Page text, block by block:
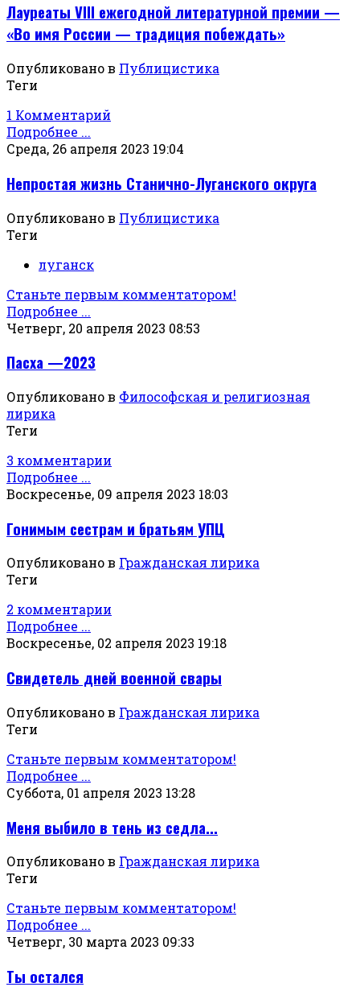
Лауреаты VIII ежегодной литературной премии —
«Во имя России — традиция побеждать»
Опубликовано в Публицистика
Теги
1 Комментарий
Подробнее ...
Среда, 26 апреля 2023 19:04
Непростая жизнь Станично-Луганского округа
Опубликовано в Публицистика
Теги
луганск
Станьте первым комментатором!
Подробнее ...
Четверг, 20 апреля 2023 08:53
Пасха —2023
Опубликовано в Философская и религиозная
лирика
Теги
3 комментарии
Подробнее ...
Воскресенье, 09 апреля 2023 18:03
Гонимым сестрам и братьям УПЦ
Опубликовано в Гражданская лирика
Теги
2 комментарии
Подробнее ...
Воскресенье, 02 апреля 2023 19:18
Свидетель дней военной свары
Опубликовано в Гражданская лирика
Теги
Станьте первым комментатором!
Подробнее ...
Суббота, 01 апреля 2023 13:28
Меня выбило в тень из седла...
Опубликовано в Гражданская лирика
Теги
Станьте первым комментатором!
Подробнее ...
Четверг, 30 марта 2023 09:33
Ты остался